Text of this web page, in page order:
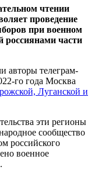
чтении
проведение
при военном
россиянами части
авторы телеграм-
го года Москва
Луганской и
эти регионы
сообщество
российского
военное